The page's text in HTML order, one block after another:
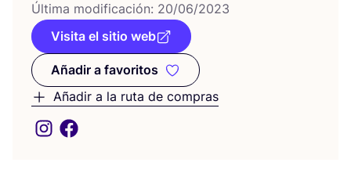
Últi­ma modi­fi­ca­ción: 20/06/2023
Visita el sitio web
Añadir a favoritos
Añadir a favoritos
Añadir a la ruta de compras